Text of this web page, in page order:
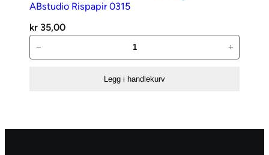
ABstudio Rispapir 0315
kr 35,00
Rispapir
− +
Legg i handlekurv